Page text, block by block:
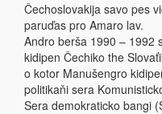
Čechoslovakija savo pes
paruďas pro Amaro lav.
Andro berša 1990 – 1992
kidipen Čechiko the
o kotor Manušengro
politikaňi sera
Sera demokraticko bangi